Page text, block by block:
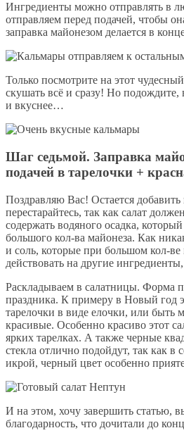
Ингредиенты можно отправлять в
отправляем перед подачей, чтобы
заправка майонезом делается в
Только посмотрите на этот
скушать всё и сразу! Но подождите,
и вкуснее…
Шаг седьмой. Заправка
подачей в тарелочки +
Поздравляю Вас! Остается
перестарайтесь, так как салат
содержать водяного осадка,
большого кол-ва майонеза. Как
и соль, которые при большом кол-ве
действовать на другие
Раскладываем в салатницы. Форма
праздника. К примеру в Новый год
тарелочки в виде елочки, или быть
красивые. Особенно красиво этот
ярких тарелках. А также черные
стекла отлично подойдут, так как в
икрой, черный цвет особенно
И на этом, хочу завершить статью,
благодарность, что дочитали до